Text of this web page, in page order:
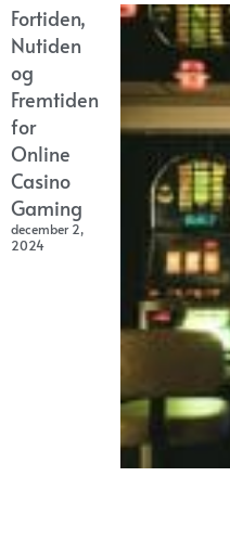
Fortiden,
Nutiden
og
Fremtiden
for
Online
Casino
Gaming
december 2,
2024